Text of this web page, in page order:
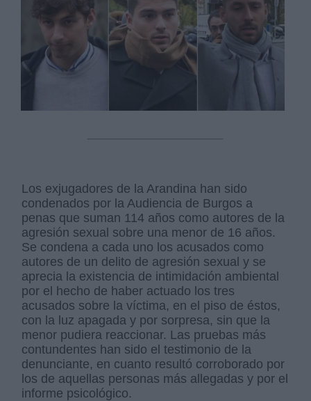
Los exjugadores de la Arandina han sido
condenados por la Audiencia de Burgos a
penas que suman 114 años como autores de la
agresión sexual sobre una menor de 16 años.
Se condena a cada uno los acusados como
autores de un delito de agresión sexual y se
aprecia la existencia de intimidación ambiental
por el hecho de haber actuado los tres
acusados sobre la víctima, en el piso de éstos,
con la luz apagada y por sorpresa, sin que la
menor pudiera reaccionar. Las pruebas más
contundentes han sido el testimonio de la
denunciante, en cuanto resultó corroborado por
los de aquellas personas más allegadas y por el
informe psicológico.